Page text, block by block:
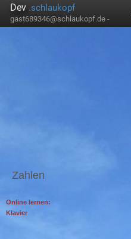
Dev .schlaukopf
gast689346@schlaukopf.de -
Zahlen
Online lernen:
Klavier